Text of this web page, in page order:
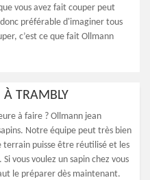
vous avez fait couper peut
préférable d'imaginer tous
c’est ce que fait Ollmann
À TRAMBLY
à faire ? Ollmann jean
Notre équipe peut très bien
terrain puisse être réutilisé et les
vous voulez un sapin chez vous
le préparer dès maintenant.